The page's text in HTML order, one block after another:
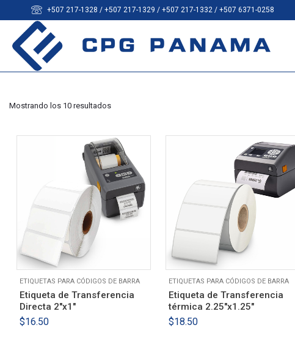
+507 217-1328 / +507 217-1329 / +507 217-1332 / +507 6371-0258
Mostrando los 10 resultados
ETIQUETAS PARA CÓDIGOS DE BARRA
Etiqueta de Transferencia
Directa 2″x1″
$16.50
ETIQUETAS PARA CÓDIGOS DE BARRA
Etiqueta de Transferencia
térmica 2.25″x1.25″
$18.50